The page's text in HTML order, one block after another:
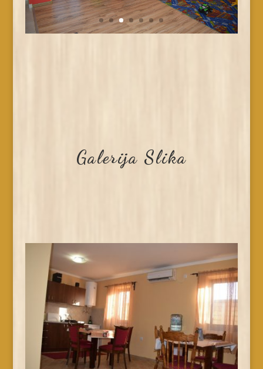
Galerija Slika